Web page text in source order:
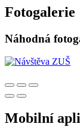
Fotogalerie
Náhodná
Mobilní